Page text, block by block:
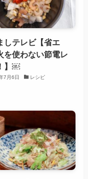
しテレビ【省エ
を使わない節電レ
】￼
7月6日 レシピ